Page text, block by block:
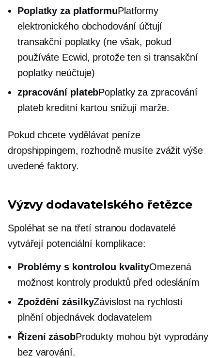
Poplatky za platformuPlatformy
elektronického obchodování účtují
transakční poplatky (ne však, pokud
používáte Ecwid, protože ten si transakční
poplatky neúčtuje)
zpracování platebPoplatky za zpracování
plateb kreditní kartou snižují marže.
Pokud chcete vydělávat peníze
dropshippingem, rozhodně musíte zvážit výše
uvedené faktory.
Výzvy dodavatelského řetězce
Spoléhat se na třetí stranou dodavatelé
vytvářejí potenciální komplikace:
Problémy s kontrolou kvalityOmezená
možnost kontroly produktů před odesláním
Zpoždění zásilkyZávislost na rychlosti
plnění objednávek dodavatelem
Řízení zásobProdukty mohou být vyprodány
bez varování.